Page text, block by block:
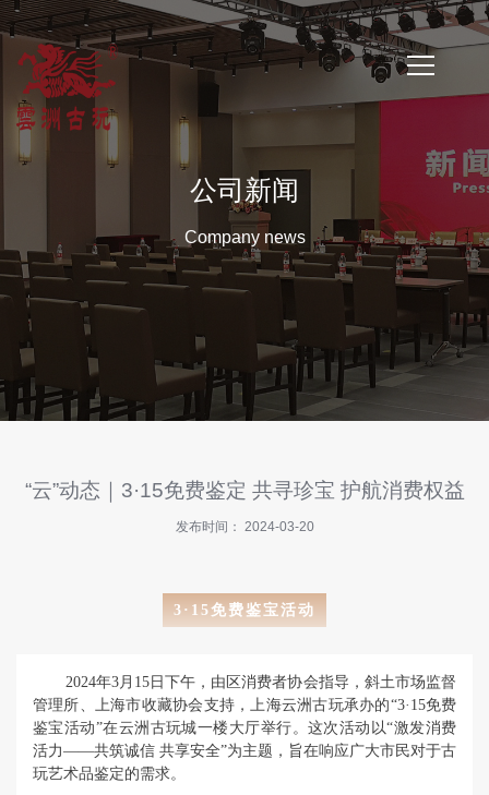
简
新
闻
洲
快
投
诉
与
建
议
公司新闻
Company news
“云”动态｜3·15免费鉴定 共寻珍宝 护航消费权益
发布时间： 2024-03-20
315
3·15免费鉴宝活动
2024年3月15日下午，由区消费者协会指导，斜土市场监督
管理所、上海市收藏协会支持，上海云洲古玩承办的“3·15免费
鉴宝活动”在云洲古玩城一楼大厅举行。这次活动以“激发消费
活力——共筑诚信 共享安全”为主题，旨在响应广大市民对于古
玩艺术品鉴定的需求。